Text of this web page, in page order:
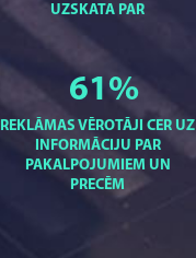
UZSKATA PAR
REKLĀMAS VĒROTĀJI CER UZ
INFORMĀCIJU PAR
PAKALPOJUMIEM UN
PRECĒM
61%